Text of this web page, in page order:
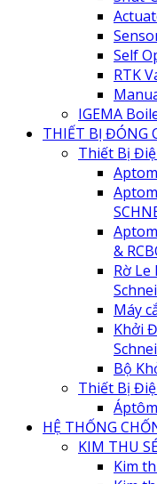
Self
RTK
IGEMA
THIẾT BỊ ĐÓNG
Thiết Bị
&
Rờ
Máy
Khởi
Bộ
Thiết Bị
HỆ THỐNG
KIM THU
Kim